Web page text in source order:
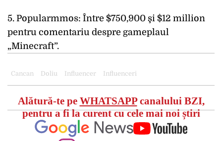
5. Popularmmos: Între $750,900 şi $12 million
pentru comentariu despre gameplaul
„Minecraft”.
Cancan Doliu Influencer Influenceri
Alătură-te pe WHATSAPPcanalului BZI,
pentru a fi la curent cu cele mai noi știri